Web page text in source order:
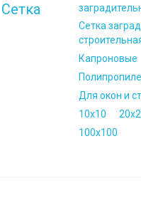
Сетка
Капроновые
Для окон и
10х10
100х100